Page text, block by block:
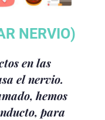
NERVIO)
en las
el nervio.
hemos
para